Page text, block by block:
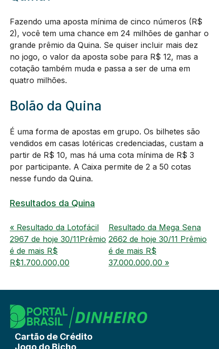
Fazendo uma aposta mínima de cinco números (R$
2), você tem uma chance em 24 milhões de ganhar o
grande prêmio da Quina. Se quiser incluir mais dez
no jogo, o valor da aposta sobe para R$ 12, mas a
cotação também muda e passa a ser de uma em
quatro milhões.
Bolão da Quina
É uma forma de apostas em grupo. Os bilhetes são
vendidos em casas lotéricas credenciadas, custam a
partir de R$ 10, mas há uma cota mínima de R$ 3
por participante. A Caixa permite de 2 a 50 cotas
nesse fundo da Quina.
Resultados da Quina
« Resultado da Lotofácil
2967 de hoje 30/11Prêmio
é de mais R$
R$1.700.000,00
Resultado da Mega Sena
2662 de hoje 30/11 Prêmio
é de mais R$
37.000.000,00 »
Cartão de Crédito
Jogo do Bicho